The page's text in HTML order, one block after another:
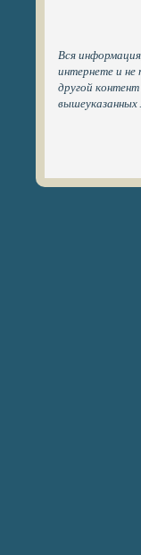
Вся
интернете и не
другой
вышеуказанных